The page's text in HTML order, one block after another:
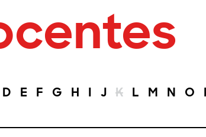
D E F G H I J K L M N O